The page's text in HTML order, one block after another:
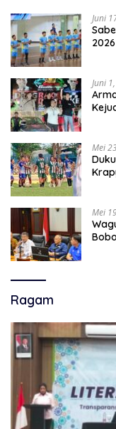
Juni
Juni
Mei
Mei
Ragam